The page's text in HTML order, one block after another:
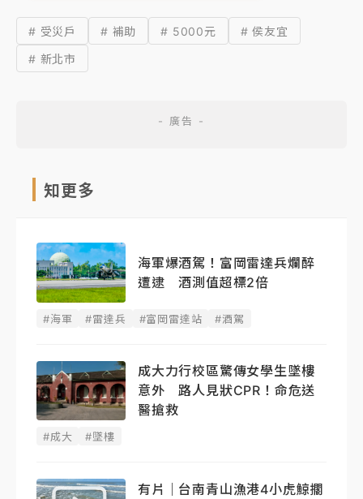
# 受災戶 # 補助 # 5000元
# 侯友宜
# 新北市
知更多
海軍爆酒駕！富岡雷達兵爛醉
遭逮 酒測值超標2倍
#海軍 #雷達兵 #富岡雷達站 #酒駕
成大力行校區驚傳女學生墜樓
意外 路人見狀CPR！命危送
醫搶救
#成大 #墜樓
有片｜台南青山漁港4小虎鯨擱